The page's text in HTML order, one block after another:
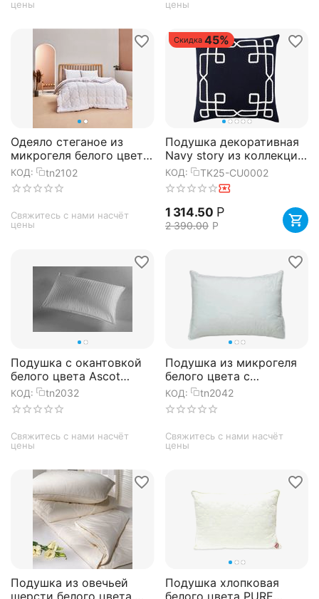
цены
цены
Одеяло стеганое из
микрогеля белого цвета
Balance 195х215 см, TAC
КОД: tn2102
Свяжитесь с нами насчёт
цены
Скидка 45%
Подушка декоративная
Navy story из коллекции
Sea treasures, 45х45 см,
Tkano
КОД: TK25-CU0002
1 314.50 Р
2 390.00 Р
Подушка с окантовкой
белого цвета Ascot
50х70 см, TAC
КОД: tn2032
Свяжитесь с нами насчёт
цены
Подушка из микрогеля
белого цвета с
окантовкой DREAMLAND
50х70 см, TAC
КОД: tn2042
Свяжитесь с нами насчёт
цены
Подушка из овечьей
Подушка хлопковая